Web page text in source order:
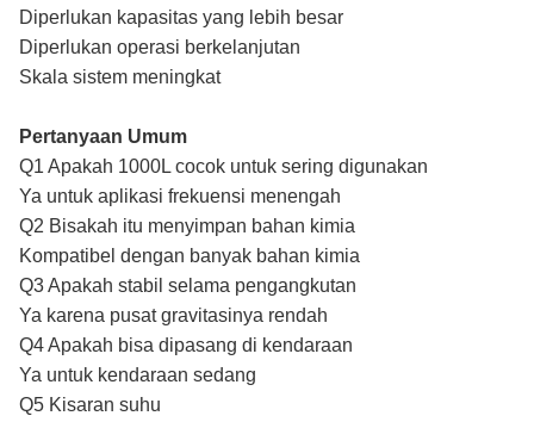
Diperlukan kapasitas yang lebih besar
Diperlukan operasi berkelanjutan
Skala sistem meningkat
Pertanyaan Umum
Q1 Apakah 1000L cocok untuk sering digunakan
Ya untuk aplikasi frekuensi menengah
Q2 Bisakah itu menyimpan bahan kimia
Kompatibel dengan banyak bahan kimia
Q3 Apakah stabil selama pengangkutan
Ya karena pusat gravitasinya rendah
Q4 Apakah bisa dipasang di kendaraan
Ya untuk kendaraan sedang
Q5 Kisaran suhu